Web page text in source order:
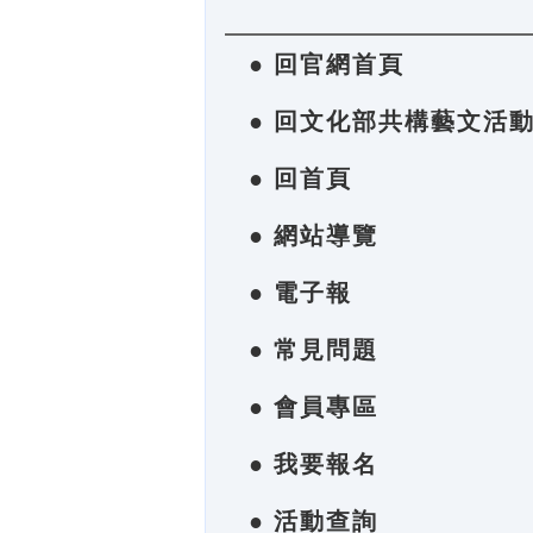
● 回官網首頁
● 回文化部共構藝文活
● 回首頁
● 網站導覽
● 電子報
● 常見問題
● 會員專區
● 我要報名
● 活動查詢